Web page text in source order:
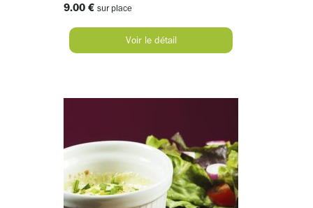
9.00 € sur place
Voir le détail